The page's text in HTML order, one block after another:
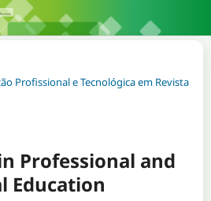
Profissional e Tecnológica em Revista
Professional and
Education